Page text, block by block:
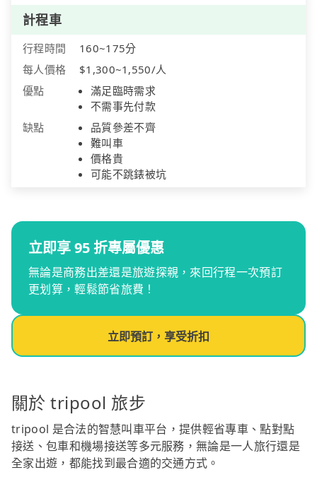
計程車
行程時間
160~175分
每人價格
$1,300~1,550/人
優點
滿足臨時需求
不需事先付款
缺點
品質參差不齊
難叫車
價格貴
可能不跳錶被坑
立即享 95 折專屬優惠
無論是商務出差還是旅遊探親，來回行程一次預訂
更划算，輕鬆節省旅費！
立即預訂，享受折扣
關於 tripool 旅步
tripool 是合法的智慧叫車平台，提供輕省專車、點對點
接送、包車和機場接送等多元服務，無論是一人旅行還是
全家出遊，都能找到最合適的交通方式。